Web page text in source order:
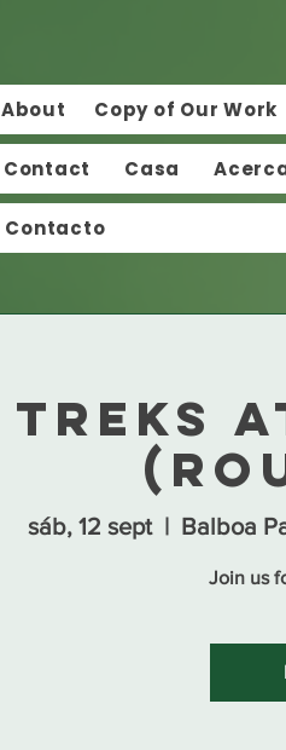
Copy of Our Work
Contact Casa
Contacto
Treks
sáb, 12 sept
  |
Balboa
Join us